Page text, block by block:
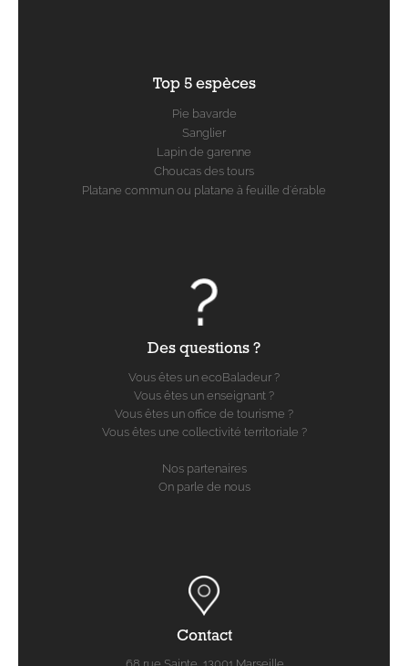
Top 5 espèces
Pie bavarde
Sanglier
Lapin de garenne
Choucas des tours
Platane commun ou platane à feuille d'érable
Des questions ?
Vous êtes un ecoBaladeur ?
Vous êtes un enseignant ?
Vous êtes un office de tourisme ?
Vous êtes une collectivité territoriale ?
Nos partenaires
On parle de nous
Contact